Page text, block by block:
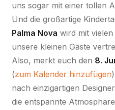
uns sogar mit einer tollen
Und die großartige
Palma Nova wird mit
unsere kleinen Gäste
Also, merkt euch den 8.
(zum Kalender hinzufügen
nach einzigartigen
die entspannte